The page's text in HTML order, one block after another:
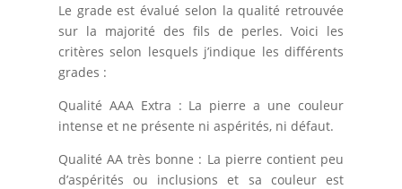
Le grade est évalué selon la qualité retrouvée
sur la majorité des fils de perles. Voici les
critères selon lesquels j’indique les différents
grades :
Qualité AAA Extra : La pierre a une couleur
intense et ne présente ni aspérités, ni défaut.
Qualité AA très bonne : La pierre contient peu
d’aspérités ou inclusions et sa couleur est